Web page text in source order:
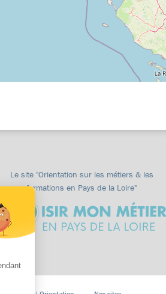
Le site "Orientation sur les métiers & les
formations en Pays de la Loire"